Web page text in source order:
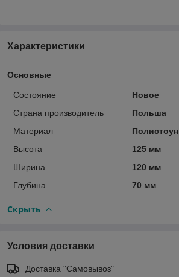
Характеристики
Основные
Состояние
Новое
Страна производитель
Польша
Материал
Полистоун
Высота
125 мм
Ширина
120 мм
Глубина
70 мм
Скрыть
Условия доставки
Доставка "Самовывоз"